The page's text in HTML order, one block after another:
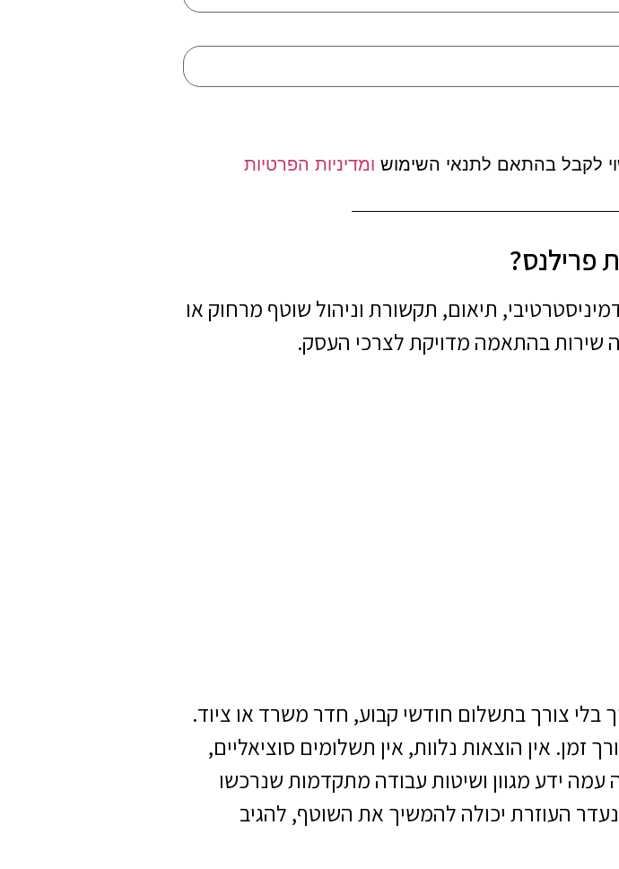
לקבל בהתאם לתנאי השימוש ומדיניות הפרטיות
פרילנס?
תיאום, תקשורת וניהול שוטף מרחוק או
שירות בהתאמה מדויקת לצרכי העסק.
צורך בתשלום חודשי קבוע, חדר משרד או ציוד.
אין הוצאות נלוות, אין תשלומים סוציאליים,
עמה ידע מגוון ושיטות עבודה מתקדמות שנרכשו
העוזרת יכולה להמשיך את השוטף, להגיב